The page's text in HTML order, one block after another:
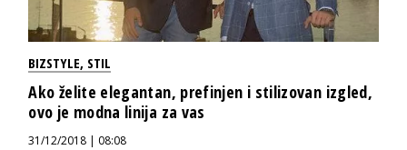
BIZSTYLE, STIL
Ako želite elegantan, prefinjen i stilizovan izgled,
ovo je modna linija za vas
31/12/2018 | 08:08